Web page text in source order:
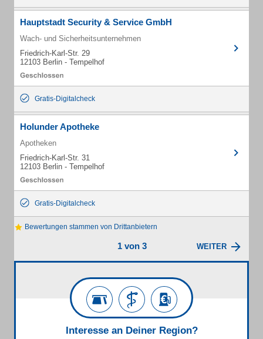
Hauptstadt Security & Service GmbH
Wach- und Sicherheitsunternehmen
Friedrich-Karl-Str. 29
12103 Berlin - Tempelhof
Gratis-Digitalcheck
Holunder Apotheke
Apotheken
Friedrich-Karl-Str. 31
12103 Berlin - Tempelhof
Gratis-Digitalcheck
Bewertungen stammen von Drittanbietern
1 von 3 WEITER
Interesse an Deiner Region?